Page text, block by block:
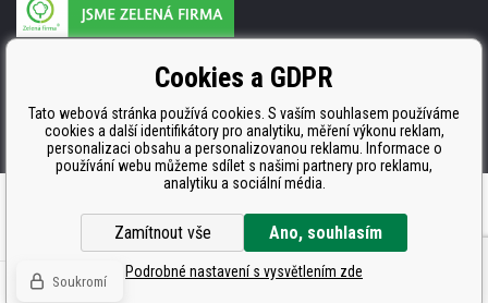
ISO 9001. ISO 14001 a STMC.
Pronájem eshopu zajišťujeBINARGON.cz
© Všechna práva vyhrazena CDRmarket.cz -
Cookies a GDPR
Tato webová stránka používá cookies. S vaším souhlasem používáme
cookies a další identifikátory pro analytiku, měření výkonu reklam,
personalizaci obsahu a personalizovanou reklamu. Informace o
používání webu můžeme sdílet s našimi partnery pro reklamu,
analytiku a sociální média.
Zamítnout vše Ano, souhlasím
Podrobné nastavení s vysvětlením zde
Soukromí